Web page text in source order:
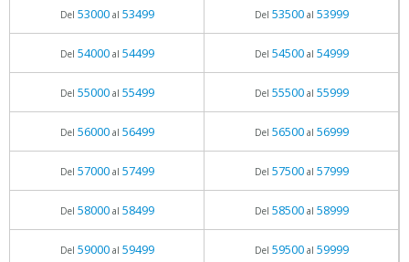
Del 53000al 53499 Del 53500al 53999
Del 54000al 54499 Del 54500al 54999
Del 55000al 55499 Del 55500al 55999
Del 56000al 56499 Del 56500al 56999
Del 57000al 57499 Del 57500al 57999
Del 58000al 58499 Del 58500al 58999
Del 59000al 59499 Del 59500al 59999